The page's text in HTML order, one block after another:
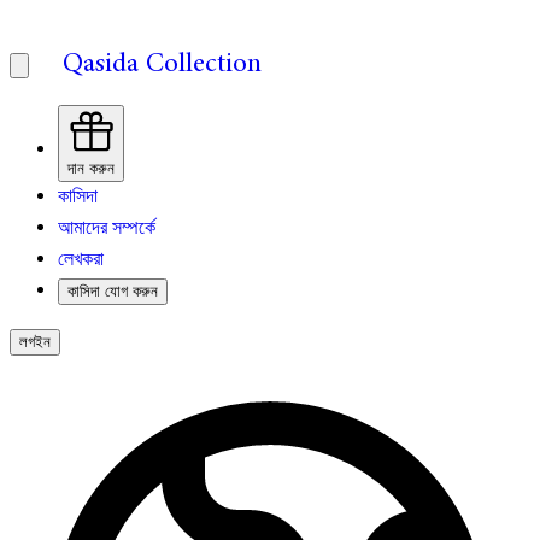
Qasida Collection
দান করুন
কাসিদা
আমাদের সম্পর্কে
লেখকরা
কাসিদা যোগ করুন
লগইন